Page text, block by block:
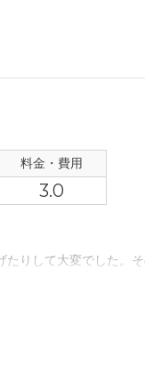
料金・費用
3.0
りして大変でした。
さん達は一生懸命に介